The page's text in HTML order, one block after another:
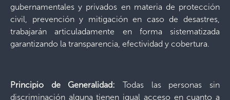
gubernamentales y privados en materia de protección
civil, prevención y mitigación en caso de desastres,
trabajarán articuladamente en forma sistematizada
garantizando la transparencia, efectividad y cobertura.
Principio de Generalidad: Todas las personas sin
discriminación alguna tienen igual acceso en cuanto a